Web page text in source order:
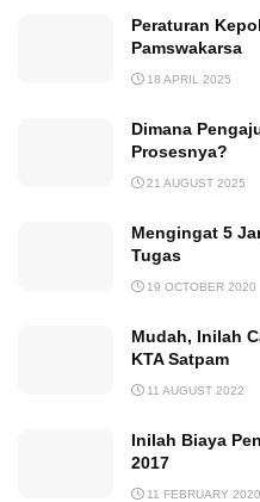
Peraturan
Pamswakarsa
18 APRIL 2025
Dimana
Prosesnya?
21 AUGUST 2025
Mengingat 5
Tugas
19 OCTOBER 2020
Mudah, Inilah
KTA Satpam
11 AUGUST 2022
Inilah Biaya
2017
11 FEBRUARY 2020